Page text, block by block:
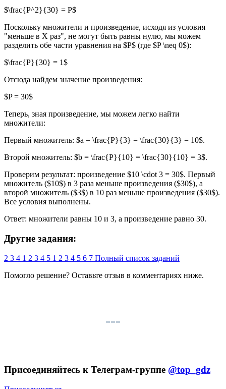
$\frac{P^2}{30} = P$
Поскольку множители и произведение, исходя из условия
"меньше в X раз", не могут быть равны нулю, мы можем
разделить обе части уравнения на $P$ (где $P \neq 0$):
$\frac{P}{30} = 1$
Отсюда найдем значение произведения:
$P = 30$
Теперь, зная произведение, мы можем легко найти
множители:
Первый множитель: $a = \frac{P}{3} = \frac{30}{3} = 10$.
Второй множитель: $b = \frac{P}{10} = \frac{30}{10} = 3$.
Проверим результат: произведение $10 \cdot 3 = 30$. Первый
множитель ($10$) в 3 раза меньше произведения ($30$), а
второй множитель ($3$) в 10 раз меньше произведения ($30$).
Все условия выполнены.
Ответ: множители равны 10 и 3, а произведение равно 30.
Другие задания:
2 3 4 1 2 3 4 5 1 2 3 4 5 6 7 Полный список заданий
Помогло решение? Оставьте отзыв в комментариях ниже.
Присоединяйтесь к Телеграм-группе @top_gdz